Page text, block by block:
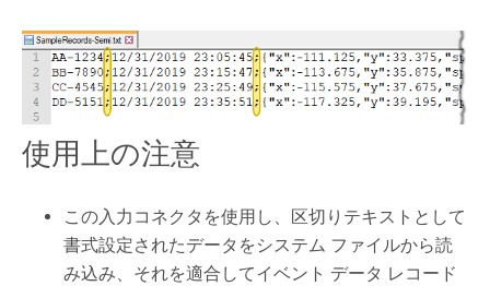
使用上の注意
この入力コネクタを使用し、区切りテキストとして
書式設定されたデータをシステム ファイルから読
み込み、それを適合してイベント データ レコード